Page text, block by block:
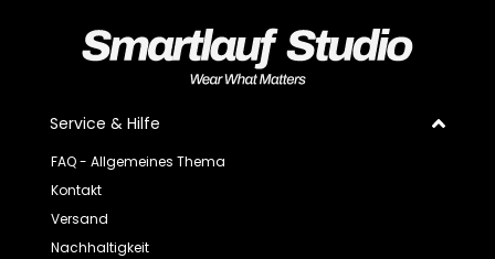
Service & Hilfe
FAQ - Allgemeines Thema
Kontakt
Versand
Nachhaltigkeit